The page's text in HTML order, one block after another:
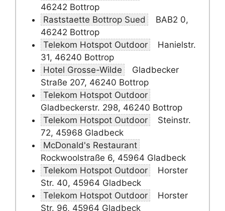
46242 Bottrop
Raststaette Bottrop Sued
BAB2 0,
46242 Bottrop
Telekom Hotspot Outdoor
Hanielstr.
31, 46240 Bottrop
Hotel Grosse-Wilde
Gladbecker
Straße 207, 46240 Bottrop
Telekom Hotspot Outdoor
Gladbeckerstr. 298, 46240 Bottrop
Telekom Hotspot Outdoor
Steinstr.
72, 45968 Gladbeck
McDonald's Restaurant
Rockwoolstraße 6, 45964 Gladbeck
Telekom Hotspot Outdoor
Horster
Str. 40, 45964 Gladbeck
Telekom Hotspot Outdoor
Horster
Str. 96, 45964 Gladbeck